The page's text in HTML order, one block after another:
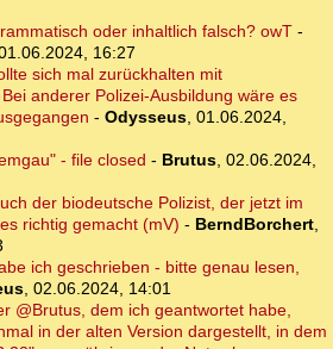
oder inhaltlich falsch? owT-
16:27
sich mal zurückhalten mit
anderer Polizei-Ausbildung wäre es
- Odysseus, 01.06.2024,
- file closed - Brutus, 02.06.2024,
der biodeutsche Polizist, der jetzt im
richtig gemacht (mV) - BerndBorchert,
ich geschrieben - bitte genau lesen,
, 02.06.2024, 14:01
@Brutus, dem ich geantwortet habe,
in der alten Version dargestellt, in dem